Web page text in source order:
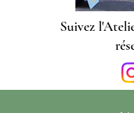
Suivez